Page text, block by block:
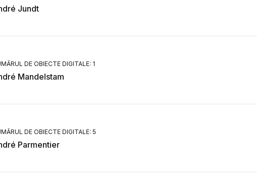
Jundt
DE OBIECTE DIGITALE: 1
Mandelstam
DE OBIECTE DIGITALE: 5
Parmentier